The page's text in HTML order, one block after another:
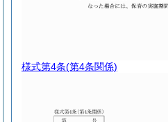
様式第4条(第4条関係)